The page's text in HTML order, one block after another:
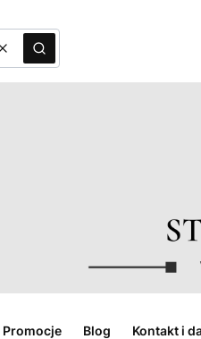
WyczyśćSzukaj
Promocje Blog Kontakt i